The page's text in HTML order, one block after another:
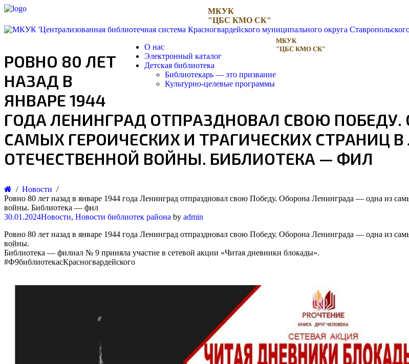
МКУК
"ЦБС КМО СК"
МКУК
"ЦБС КМО СК"
О нас
Электронный каталог
Детская библиотека
Библиотекарь — это призвание
Культурно-целевые программы
РОВНО 80 ЛЕТ
НАЗАД В
ЯНВАРЕ 1944
ГОДА ЛЕНИНГРАД ОТПРАЗДНОВАЛ СВОЮ
САМЫХ ГЕРОИЧЕСКИХ И ТРАГИЧЕСКИХ СТРАНИЦ
ОТЕЧЕСТВЕННОЙ ВОЙНЫ. БИБЛИОТЕКА — ФИЛ
Новости
Ровно 80 лет назад в январе 1944 года Ленинград отпраздновал свою Победу. Оборона Ленинграда — одна из
войны. Библиотека — фил
30.01.2024Новости, Новости библиотек района by admin
Ровно 80 лет назад в январе 1944 года Ленинград отпраздновал свою Победу. Оборона Ленинграда — одна из
войны.
Библиотека — филиал № 9 приняла участие в сетевой акции «Читая дневники блокады».
#Ф9библиотекасКрасногвардейского